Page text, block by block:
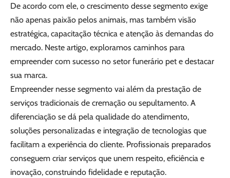
De acordo com ele, o crescimento desse segmento exige
não apenas paixão pelos animais, mas também visão
estratégica, capacitação técnica e atenção às demandas do
mercado. Neste artigo, exploramos caminhos para
empreender com sucesso no setor funerário pet e destacar
sua marca.
Empreender nesse segmento vai além da prestação de
serviços tradicionais de cremação ou sepultamento. A
diferenciação se dá pela qualidade do atendimento,
soluções personalizadas e integração de tecnologias que
facilitam a experiência do cliente. Profissionais preparados
conseguem criar serviços que unem respeito, eficiência e
inovação, construindo fidelidade e reputação.